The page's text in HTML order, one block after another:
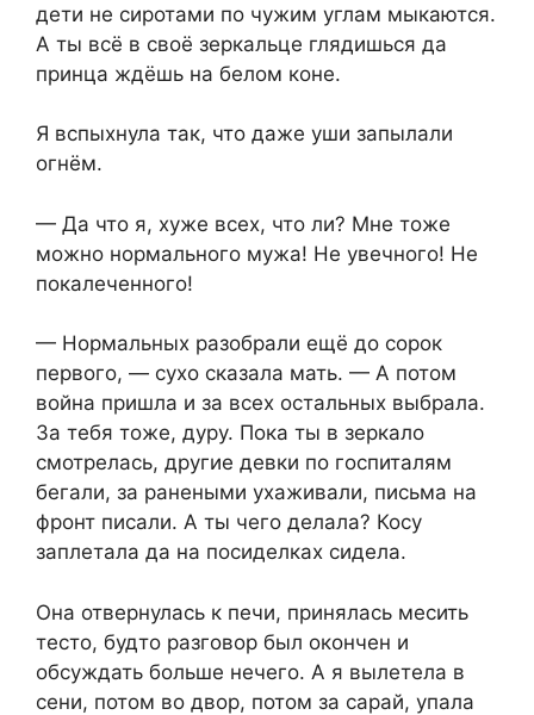
дети не сиротами по чужим углам мыкаются.
А ты всё в своё зеркальце глядишься да
принца ждёшь на белом коне.
Я вспыхнула так, что даже уши запылали
огнём.
— Да что я, хуже всех, что ли? Мне тоже
можно нормального мужа! Не увечного! Не
покалеченного!
— Нормальных разобрали ещё до сорок
первого, — сухо сказала мать. — А потом
война пришла и за всех остальных выбрала.
За тебя тоже, дуру. Пока ты в зеркало
смотрелась, другие девки по госпиталям
бегали, за ранеными ухаживали, письма на
фронт писали. А ты чего делала? Косу
заплетала да на посиделках сидела.
Она отвернулась к печи, принялась месить
тесто, будто разговор был окончен и
обсуждать больше нечего. А я вылетела в
сени, потом во двор, потом за сарай, упала